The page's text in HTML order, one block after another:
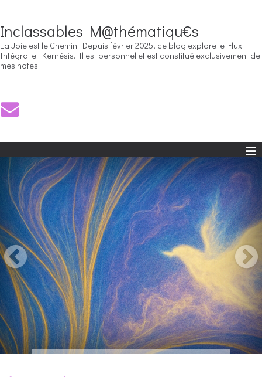
Inclassables M@thématiqu€s
La Joie est le Chemin. Depuis février 2025, ce blog explore le Flux
Intégral et Kernésis. Il est personnel et est constitué exclusivement de
mes notes.